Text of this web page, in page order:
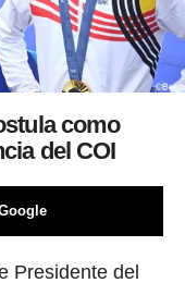
como
del COI
Presidente del